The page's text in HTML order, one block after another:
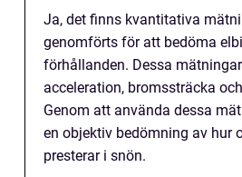
Ja, det finns kvantitativa
genomförts för att bedöma
förhållanden. Dessa
acceleration, bromssträcka
Genom att använda dessa
en objektiv bedömning av hur
presterar i snön.